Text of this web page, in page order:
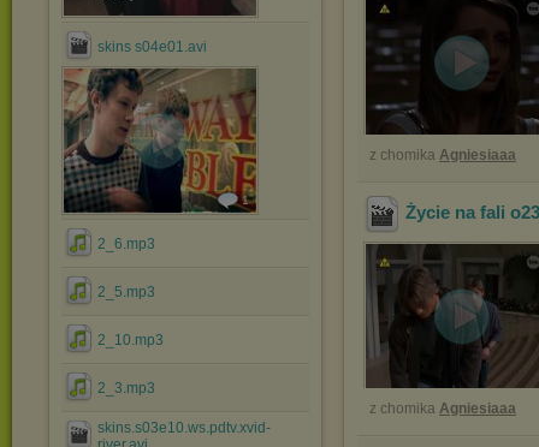
skins s04e01.avi
1
2_6.mp3
2_5.mp3
2_10.mp3
2_3.mp3
skins.s03e10.ws.pdtv.xvid-
z chomika Agniesiaaa
Życie na fali
z chomika Agniesiaaa